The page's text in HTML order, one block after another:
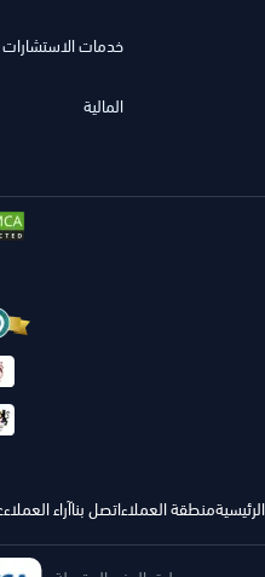
خدمات الاستشارات
المالية
آراء العملاءاتصل بنامنطقة العملاءالرئيسية